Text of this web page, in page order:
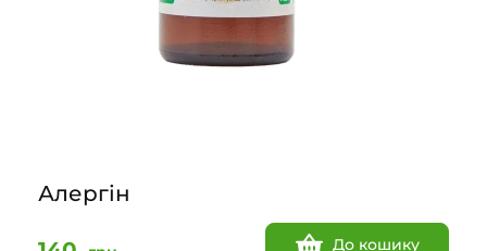
Алергін
До кошику